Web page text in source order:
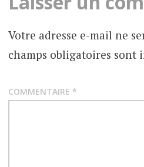
Votre adresse e-mail ne
champs obligatoires sont
COMMENTAIRE *